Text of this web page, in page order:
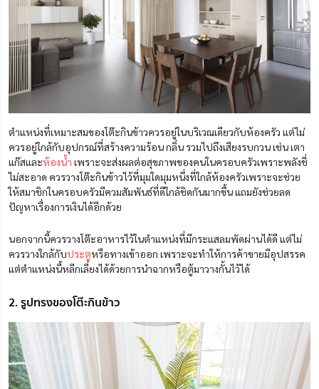
ตำแหน่งที่เหมาะสมของโต๊ะกินข้าวควรอยู่ในบริเวณเดียวกับห้องครัว แต่ไม่
ควรอยู่ใกล้กับอุปกรณ์ที่สร้างความร้อน กลิ่น รวมไปถึงเสียงรบกวน เช่น เตา
แก๊สและห้องน้ำ เพราะจะส่งผลต่อสุขภาพของคนในครอบครัวเพราะพลังชี่
ไม่สะอาด ควรวางโต๊ะกินข้าวไว้ที่มุมใดมุมหนึ่งที่ใกล้ห้องครัวเพราะจะช่วย
ให้สมาชิกในครอบครัวมีควมสัมพันธ์ที่ดีใกล้ชิดกันมากขึ้น แถมยังช่วยลด
ปัญหาเรื่องการเงินได้อีกด้วย
นอกจากนี้ควรวางโต๊ะอาหารไว้ในตำแหน่งที่มีกระแสลมพัดผ่านได้ดี แต่ไม่
ควรวางใกล้กับประตูหรือทางเข้าออก เพราะจะทำให้การค้าขายมีอุปสรรค
แต่ตำแหน่งนี้หลีกเลี่ยงได้ด้วยการนำฉากหรือตู้มาวางกั้นไว้ได้
2. รูปทรงของโต๊ะกินข้าว